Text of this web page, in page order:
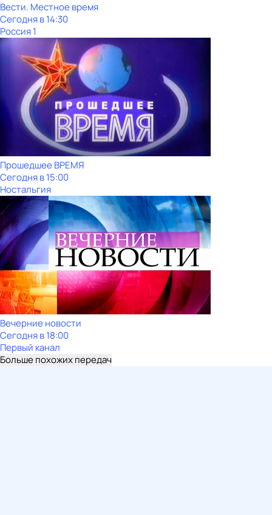
Вести. Местное время
Сегодня в 14:30
Россия 1
Прошедшее ВРЕМЯ
Сегодня в 15:00
Ностальгия
Вечерние новости
Сегодня в 18:00
Первый канал
Больше похожих передач